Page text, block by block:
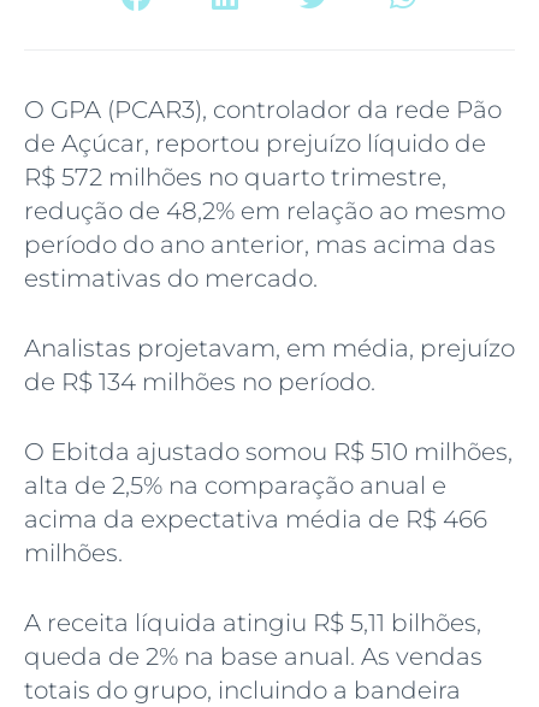
O GPA (PCAR3), controlador da rede Pão
de Açúcar, reportou prejuízo líquido de
R$ 572 milhões no quarto trimestre,
redução de 48,2% em relação ao mesmo
período do ano anterior, mas acima das
estimativas do mercado.
Analistas projetavam, em média, prejuízo
de R$ 134 milhões no período.
O Ebitda ajustado somou R$ 510 milhões,
alta de 2,5% na comparação anual e
acima da expectativa média de R$ 466
milhões.
A receita líquida atingiu R$ 5,11 bilhões,
queda de 2% na base anual. As vendas
totais do grupo, incluindo a bandeira